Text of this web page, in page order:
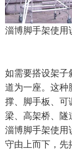
淄博脚手架使用
如需要搭设架子
道为一座。这种
撑、脚手板、可
梁、高架桥、隧
淄博脚手架使用
守由上而下，先